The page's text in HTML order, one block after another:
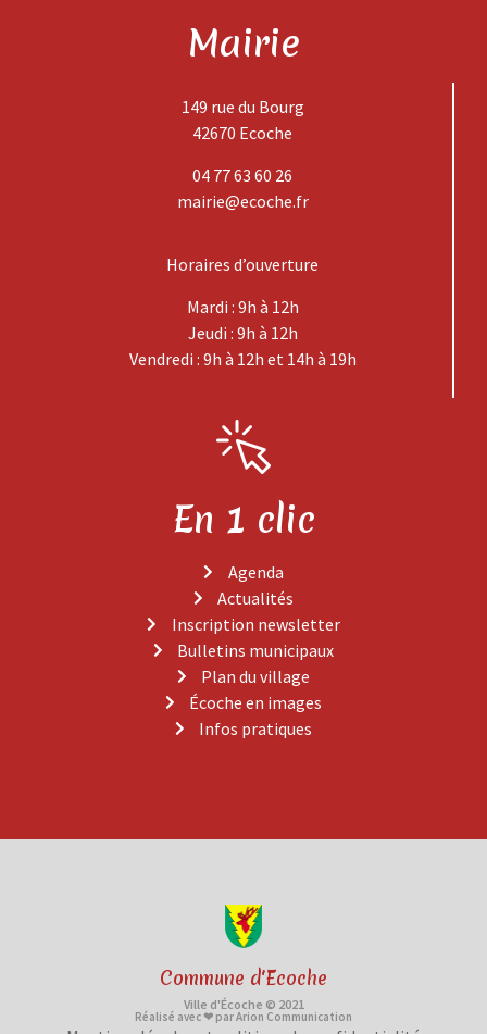
Mairie
149 rue du Bourg
42670 Ecoche
04 77 63 60 26
mairie@ecoche.fr
Horaires d’ouverture
Mardi : 9h à 12h
Jeudi : 9h à 12h
Vendredi : 9h à 12h et 14h à 19h
En 1 clic
Agenda
Actualités
Inscription newsletter
Bulletins municipaux
Plan du village
Écoche en images
Infos pratiques
Commune d'Ecoche
Ville d'Écoche © 2021
Réalisé avec ❤ par Arion Communication